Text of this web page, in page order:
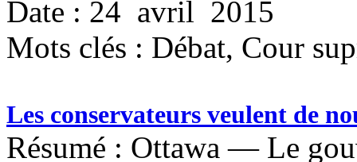
Date : 24 avril 2015
Mots clés : Débat, Cour
Les conservateurs veulent de
Résumé : Ottawa — Le